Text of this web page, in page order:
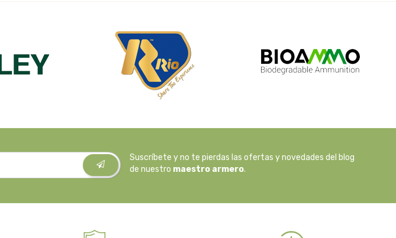
Suscríbete y no te pierdas las ofertas y novedades del blog
de nuestro maestro armero.